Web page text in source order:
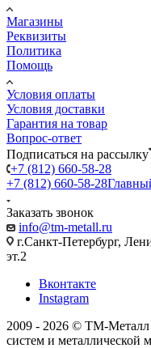
Магазины
Реквизиты
Политика
Помощь
Условия оплаты
Условия доставки
Гарантия на товар
Вопрос-ответ
Подписаться на рассылку
+7 (812) 660-58-28
+7 (812) 660-58-28
Заказать звонок
info@tm-metall.ru
г.Санкт-Петербург,
эт.2
Вконтакте
Instagram
2009 - 2026 © ТМ-Металл
систем и металлической